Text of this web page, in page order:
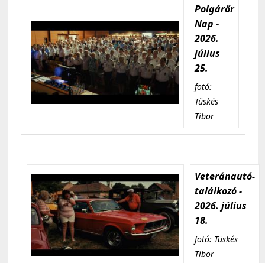
Polgárőr
Nap -
2026.
július
25.
fotó:
Tüskés
Tibor
Veteránautó-
találkozó -
2026. július
18.
fotó: Tüskés
Tibor